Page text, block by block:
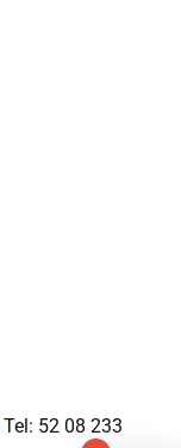
Tel: 52 08 233